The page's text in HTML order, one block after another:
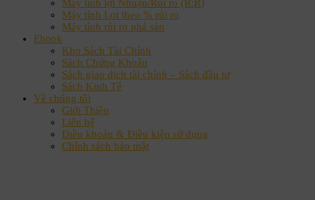
Máy tính lợi Nhuận/Rủi ro (R:R)
Máy tính Lot theo % rủi ro
Máy tính rủi ro phá sản
Ebook
Kho Sách Tài Chính
Sách Chứng Khoán
Sách giao dịch tài chính – Sách đầu tư
Sách Kinh Tế
Về chúng tôi
Giới Thiệu
Liên hệ
Điều khoản & Điều kiện sử dụng
Chính sách bảo mật